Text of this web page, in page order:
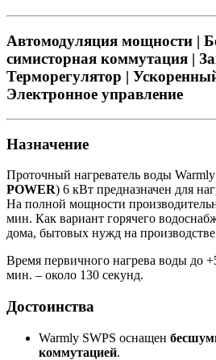
Автомодуляция мощности |
симисторная коммутация |
Терморегулятор |
Электронное управление
Назначение
Проточный нагреватель воды
POWER) 6 кВт предназначен для
На полной мощности
мин. Как вариант горячего
дома, бытовых нужд на
Время первичного нагрева воды до
мин. – около 130 секунд.
Достоинства
Warmly SWPS оснащен
коммутацией.